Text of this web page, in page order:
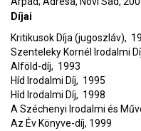
Díjai
Kritikusok Díja (jugoszláv),
Szenteleky Kornél Irodalmi
Alföld-díj, 1993
Híd Irodalmi Díj, 1995
Híd Irodalmi Díj, 1998
A Széchenyi Irodalmi és
Az Év Könyve-díj, 1999